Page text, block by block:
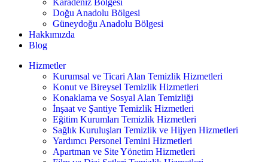
Karadeniz Bölgesi
Doğu Anadolu Bölgesi
Güneydoğu Anadolu Bölgesi
Hakkımızda
Blog
Hizmetler
Kurumsal ve Ticari Alan Temizlik Hizmetleri
Konut ve Bireysel Temizlik Hizmetleri
Konaklama ve Sosyal Alan Temizliği
İnşaat ve Şantiye Temizlik Hizmetleri
Eğitim Kurumları Temizlik Hizmetleri
Sağlık Kuruluşları Temizlik ve Hijyen Hizmetleri
Yardımcı Personel Temini Hizmetleri
Apartman ve Site Yönetim Hizmetleri